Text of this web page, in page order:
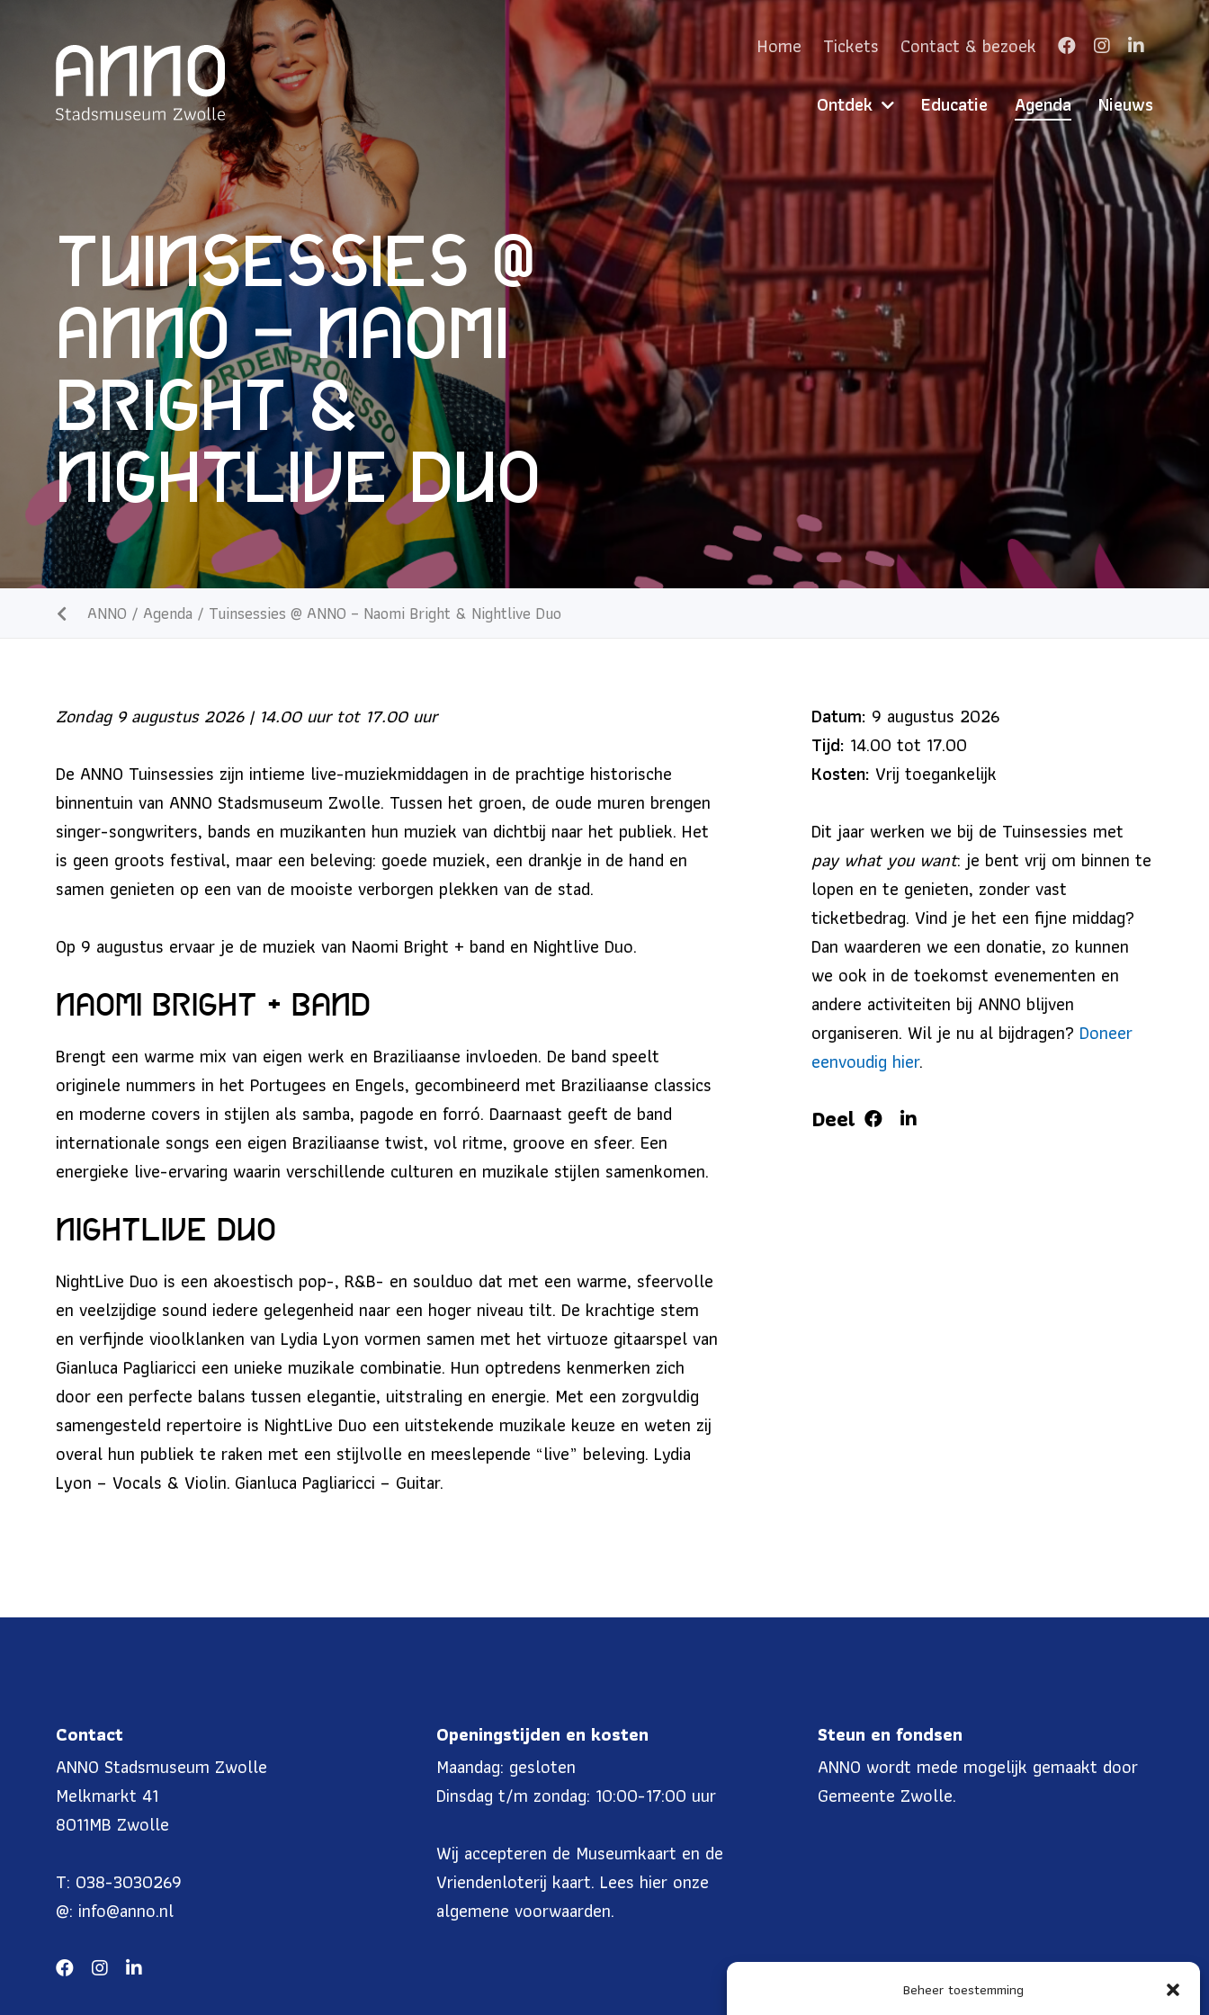
Beheer toestemming
Ontdek Educatie Agenda Nieuws
Home Tickets Contact & bezoek
Tuinsessies @
ANNO – Naomi
Bright &
Nightlive Duo
ANNO / Agenda / Tuinsessies @ ANNO – Naomi Bright & Nightlive Duo
Zondag 9 augustus 2026 | 14.00 uur tot 17.00 uur
De ANNO Tuinsessies zijn intieme live-muziekmiddagen in de prachtige historische
binnentuin van ANNO Stadsmuseum Zwolle. Tussen het groen, de oude muren brengen
singer-songwriters, bands en muzikanten hun muziek van dichtbij naar het publiek. Het
is geen groots festival, maar een beleving: goede muziek, een drankje in de hand en
samen genieten op een van de mooiste verborgen plekken van de stad.
Op 9 augustus ervaar je de muziek van Naomi Bright + band en Nightlive Duo.
Naomi Bright + band
Brengt een warme mix van eigen werk en Braziliaanse invloeden. De band speelt
originele nummers in het Portugees en Engels, gecombineerd met Braziliaanse classics
en moderne covers in stijlen als samba, pagode en forró. Daarnaast geeft de band
internationale songs een eigen Braziliaanse twist, vol ritme, groove en sfeer. Een
energieke live-ervaring waarin verschillende culturen en muzikale stijlen samenkomen.
Nightlive Duo
NightLive Duo is een akoestisch pop-, R&B- en soulduo dat met een warme, sfeervolle
en veelzijdige sound iedere gelegenheid naar een hoger niveau tilt. De krachtige stem
en verfijnde vioolklanken van Lydia Lyon vormen samen met het virtuoze gitaarspel van
Gianluca Pagliaricci een unieke muzikale combinatie. Hun optredens kenmerken zich
door een perfecte balans tussen elegantie, uitstraling en energie. Met een zorgvuldig
samengesteld repertoire is NightLive Duo een uitstekende muzikale keuze en weten zij
overal hun publiek te raken met een stijlvolle en meeslepende “live” beleving. Lydia
Lyon – Vocals & Violin. Gianluca Pagliaricci – Guitar.
Datum: 9 augustus 2026
Tijd: 14.00 tot 17.00
Kosten: Vrij toegankelijk
Dit jaar werken we bij de Tuinsessies met
pay what you want: je bent vrij om binnen te
lopen en te genieten, zonder vast
ticketbedrag. Vind je het een fijne middag?
Dan waarderen we een donatie, zo kunnen
we ook in de toekomst evenementen en
andere activiteiten bij ANNO blijven
organiseren. Wil je nu al bijdragen? Doneer
eenvoudig hier.
Deel
Contact
ANNO Stadsmuseum Zwolle
Melkmarkt 41
8011MB Zwolle
T: 038-3030269
@: info@anno.nl
Openingstijden en kosten
Maandag: gesloten
Dinsdag t/m zondag: 10:00-17:00 uur
Wij accepteren de Museumkaart en de
Vriendenloterij kaart. Lees hier onze
algemene voorwaarden.
Steun en fondsen
ANNO wordt mede mogelijk gemaakt door
Gemeente Zwolle.